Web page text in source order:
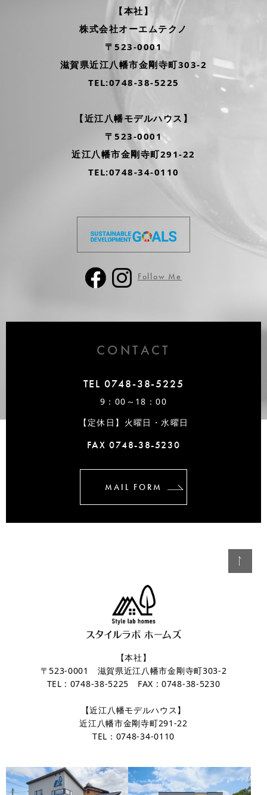
【本社】
株式会社オーエムテクノ
〒523-0001
滋賀県近江⼋幡市金剛寺町303-2
TEL:0748-38-5225
【近江八幡モデルハウス】
〒523-0001
近江八幡市金剛寺町291-22
TEL:0748-34-0110
Follow Me
CONTACT
TEL 0748-38-5225
9：00～18：00
【定休日】火曜日・水曜日
FAX 0748-38-5230
MAIL FORM
【本社】
〒523-0001 滋賀県近江八幡市金剛寺町303-2
TEL : 0748-38-5225 FAX : 0748-38-5230
【近江八幡モデルハウス】
近江八幡市金剛寺町291-22
TEL：0748-34-0110